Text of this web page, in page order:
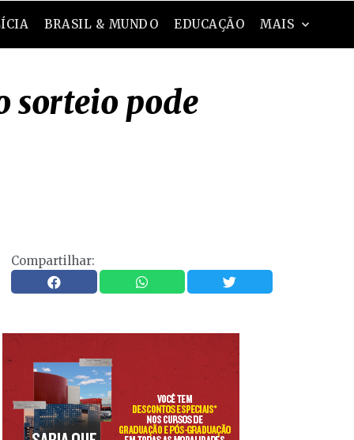
BRASIL & MUNDO EDUCAÇÃO MAIS
sorteio pode
Compartilhar: